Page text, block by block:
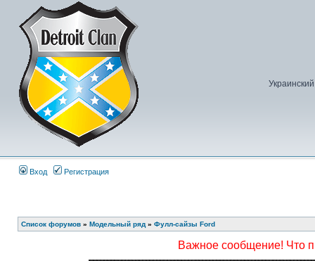
Вход Регистрация
Список форумов » Модельный ряд » Фулл-сайзы Ford
Важное сообщение! Что